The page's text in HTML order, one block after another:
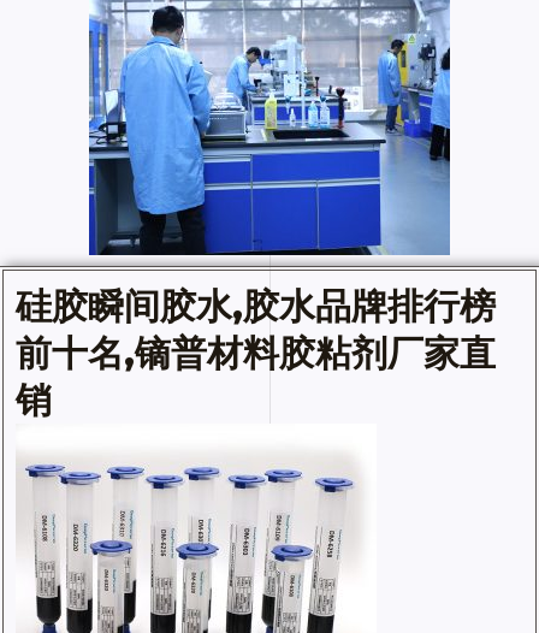
硅胶瞬间胶水,胶水品牌排行榜
前十名,镝普材料胶粘剂厂家直
销